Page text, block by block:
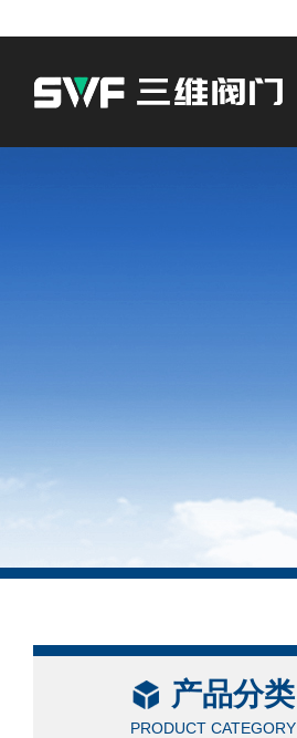
产品分类
PRODUCT CATEGORY